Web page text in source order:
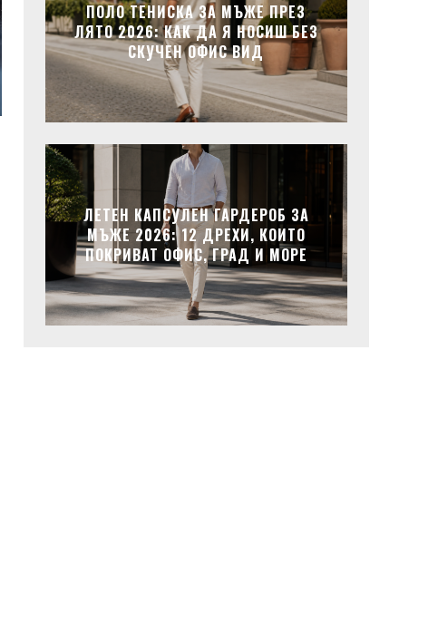
ПОЛО ТЕНИСКА ЗА МЪЖЕ ПРЕЗ
ЛЯТО 2026: КАК ДА Я НОСИШ БЕЗ
СКУЧЕН ОФИС ВИД
ЛЕТЕН КАПСУЛЕН ГАРДЕРОБ ЗА
МЪЖЕ 2026: 12 ДРЕХИ, КОИТО
ПОКРИВАТ ОФИС, ГРАД И МОРЕ